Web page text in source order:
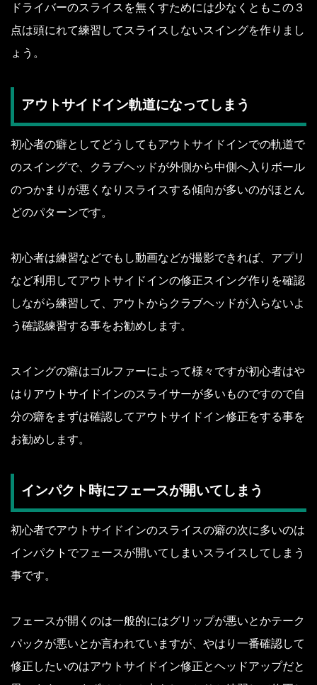
ドライバーのスライスを無くすためには少なくともこの３
点は頭にれて練習してスライスしないスイングを作りまし
ょう。
アウトサイドイン軌道になってしまう
初心者の癖としてどうしてもアウトサイドインでの軌道で
のスイングで、クラブヘッドが外側から中側へ入りボール
のつかまりが悪くなりスライスする傾向が多いのがほとん
どのパターンです。
初心者は練習などでもし動画などが撮影できれば、アプリ
など利用してアウトサイドインの修正スイング作りを確認
しながら練習して、アウトからクラブヘッドが入らないよ
う確認練習する事をお勧めします。
スイングの癖はゴルファーによって様々ですが初心者はや
はりアウトサイドインのスライサーが多いものですので自
分の癖をまずは確認してアウトサイドイン修正をする事を
お勧めします。
インパクト時にフェースが開いてしまう
初心者でアウトサイドインのスライスの癖の次に多いのは
インパクトでフェースが開いてしまいスライスしてしまう
事です。
フェースが開くのは一般的にはグリップが悪いとかテーク
パックが悪いとか言われていますが、やはり一番確認して
修正したいのはアウトサイドイン修正とヘッドアップだと